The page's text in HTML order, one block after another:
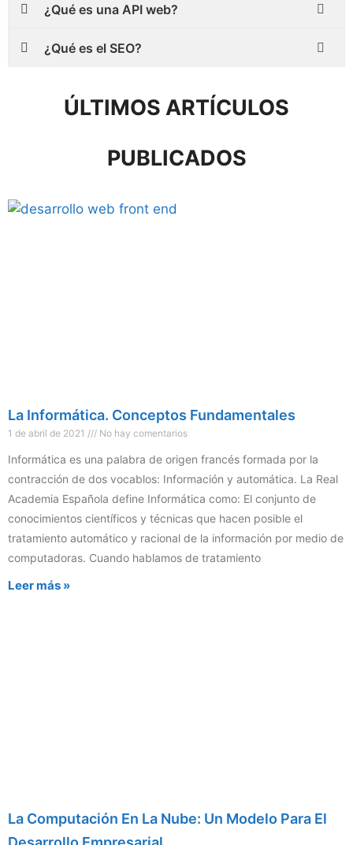
¿Qué es una API web?
¿Qué es el SEO?
ÚLTIMOS ARTÍCULOS
PUBLICADOS
La Informática. Conceptos Fundamentales
1 de abril de 2021 No hay comentarios
Informática es una palabra de origen francés formada por la
contracción de dos vocablos: Información y automática. La Real
Academia Española define Informática como: El conjunto de
conocimientos científicos y técnicas que hacen posible el
tratamiento automático y racional de la información por medio de
computadoras. Cuando hablamos de tratamiento
Leer más »
La Computación En La Nube: Un Modelo Para El